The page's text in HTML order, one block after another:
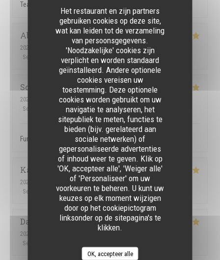
Het restaurant en zijn partners
gebruiken cookies op deze site,
wat kan leiden tot de verzameling
van persoonsgegevens.
'Noodzakelijke' cookies zijn
verplicht en worden standaard
geïnstalleerd. Andere optionele
cookies vereisen uw
toestemming. Deze optionele
cookies worden gebruikt om uw
navigatie te analyseren, het
sitepubliek te meten, functies te
bieden (bijv. gerelateerd aan
sociale netwerken) of
gepersonaliseerde advertenties
of inhoud weer te geven. Klik op
'OK, accepteer alle', 'Weiger alle'
of 'Personaliseer' om uw
voorkeuren te beheren. U kunt uw
keuzes op elk moment wijzigen
door op het cookiepictogram
linksonder op de sitepagina's te
klikken.
OK, accepteer alle
Team of the Spot Bar!
Abhishek B
2026-07-09
- 21:45 - Gasten 2
Service
Atmosfeer: 5 /5 Keuken: 5 /5 Kwaliteit / Prijs
Sofie
2026-07-12
- 19:00 - Gasten 3
Service
Atmosfeer: 5/5 Keuken: 5/5 Kwaliteit / Prijs
Fun atmosphere, great service, tasty food
Karen
2026-07-09
- 21:30 - Gasten 4
Service
Atmosfeer: 5/5 Keuken: 5/5 Kwaliteit / Prijs
Dawid
2026-07-07
Service